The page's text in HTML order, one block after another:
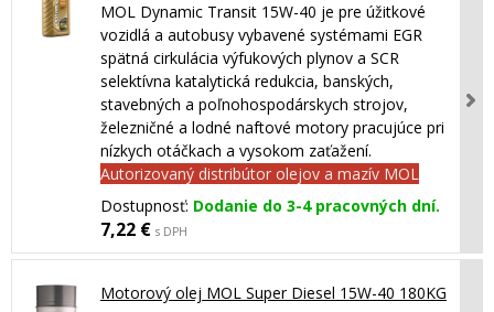
MOL Dynamic Transit 15W-40 je pre úžitkové
vozidlá a autobusy vybavené systémami EGR
spätná cirkulácia výfukových plynov a SCR
selektívna katalytická redukcia, banských,
stavebných a poľnohospodárskych strojov,
železničné a lodné naftové motory pracujúce pri
nízkych otáčkach a vysokom zaťažení.
Autorizovaný distribútor olejov a mazív MOL
Dostupnosť: Dodanie do 3-4 pracovných dní.
7,22 € s DPH
Motorový olej MOL Super Diesel 15W-40 180KG